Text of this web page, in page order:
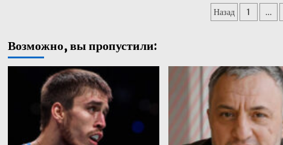
есть
большой
нюанс
Назад 1 …
Возможно, вы пропустили: